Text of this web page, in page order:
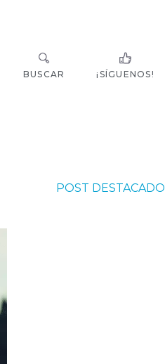
BUSCAR ¡SÍGUENOS!
POST DESTACADO